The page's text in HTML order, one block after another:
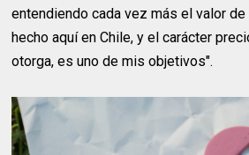
entendiendo cada vez más el valor
hecho aquí en Chile, y el carácter
otorga, es uno de mis objetivos".